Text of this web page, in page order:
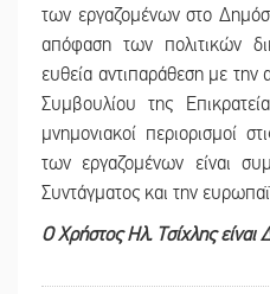
των εργαζομένων στο
απόφαση των πολιτικών
ευθεία αντιπαράθεση με
Συμβουλίου της
μνημονιακοί περιορισμοί
των εργαζομένων είναι
Συντάγματος και την
Ο Χρήστος Ηλ. Τσίχλης